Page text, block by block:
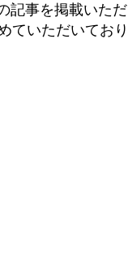
記事を掲載いただ
ていただいており